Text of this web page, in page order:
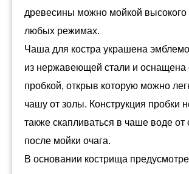
древесины можно мойкой высокого
любых режимах.
Чаша для костра украшена
из нержавеющей стали и оснащена
пробкой, открыв которую можно
чашу от золы. Конструкция пробки
также скапливаться в чаше воде от
после мойки очага.
В основании кострища